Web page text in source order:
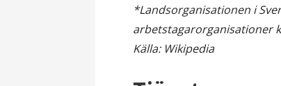
*Landsorganisationen i
arbetstagarorganisationer
Källa: Wikipedia